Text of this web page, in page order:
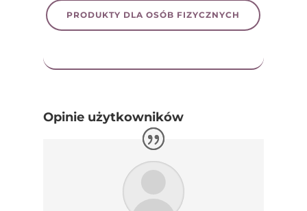
PRODUKTY DLA OSÓB FIZYCZNYCH
Opinie użytkowników